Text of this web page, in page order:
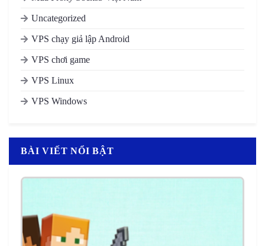
Uncategorized
VPS chạy giả lập Android
VPS chơi game
VPS Linux
VPS Windows
BÀI VIẾT NỔI BẬT